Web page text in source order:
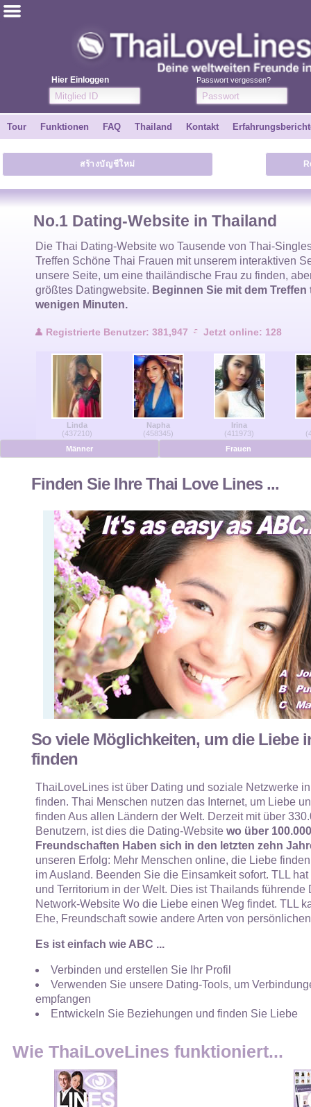
Hier Einloggen Passwort vergessen?
ไทย
Kostenlos anmelden
Erfahrungsberichte
Tour
Kontakt
Männer Online
Frauen Online
Deutsche
Spanisch
Tour Funktionen FAQ Thailand Kontakt
สร้างบัญชีใหม่
No.1 Dating-Website in Thailand
Die Thai Dating-Website wo Tausende von Thai-
Treffen Schöne Thai Frauen mit unserem interaktiven
unsere Seite, um eine thailändische Frau zu finden,
größtes Datingwebsite. Beginnen Sie mit dem
wenigen Minuten.
Registrierte Benutzer: 381,947 Jetzt online: 128
Linda
(437210)
Napha
(458345)
Irina
(411973)
Männer
Frauen
Finden Sie Ihre Thai Love Lines ...
So viele Möglichkeiten, um die Liebe
finden
ThaiLoveLines ist über Dating und soziale Netzwerke
finden. Thai Menschen nutzen das Internet, um Liebe
finden Aus allen Ländern der Welt. Derzeit mit über
Benutzern, ist dies die Dating-Website wo über
Freundschaften Haben sich in den letzten zehn
unseren Erfolg: Mehr Menschen online, die Liebe
im Ausland. Beenden Sie die Einsamkeit sofort. TLL
und Territorium in der Welt. Dies ist Thailands führende
Network-Website Wo die Liebe einen Weg findet. TLL
Ehe, Freundschaft sowie andere Arten von
Es ist einfach wie ABC ...
Verbinden und erstellen Sie Ihr Profil
Verwenden Sie unsere Dating-Tools, um
empfangen
Entwickeln Sie Beziehungen und finden Sie Liebe
Wie ThaiLoveLines funktioniert...